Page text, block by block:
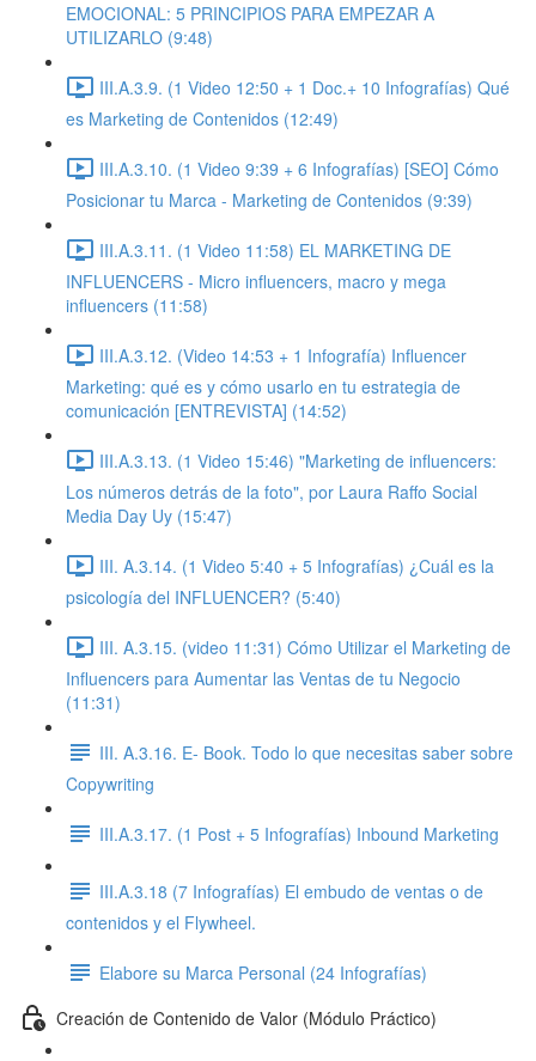
EMOCIONAL: 5 PRINCIPIOS PARA EMPEZAR A
UTILIZARLO (9:48)
III.A.3.9. (1 Video 12:50 + 1 Doc.+ 10 Infografías) Qué
es Marketing de Contenidos (12:49)
III.A.3.10. (1 Video 9:39 + 6 Infografías) [SEO] Cómo
Posicionar tu Marca - Marketing de Contenidos (9:39)
III.A.3.11. (1 Video 11:58) EL MARKETING DE
INFLUENCERS - Micro influencers, macro y mega
influencers (11:58)
III.A.3.12. (Video 14:53 + 1 Infografía) Influencer
Marketing: qué es y cómo usarlo en tu estrategia de
comunicación [ENTREVISTA] (14:52)
III.A.3.13. (1 Video 15:46) "Marketing de influencers:
Los números detrás de la foto", por Laura Raffo Social
Media Day Uy (15:47)
III. A.3.14. (1 Video 5:40 + 5 Infografías) ¿Cuál es la
psicología del INFLUENCER? (5:40)
III. A.3.15. (video 11:31) Cómo Utilizar el Marketing de
Influencers para Aumentar las Ventas de tu Negocio
(11:31)
III. A.3.16. E- Book. Todo lo que necesitas saber sobre
Copywriting
III.A.3.17. (1 Post + 5 Infografías) Inbound Marketing
III.A.3.18 (7 Infografías) El embudo de ventas o de
contenidos y el Flywheel.
Elabore su Marca Personal (24 Infografías)
Creación de Contenido de Valor (Módulo Práctico)